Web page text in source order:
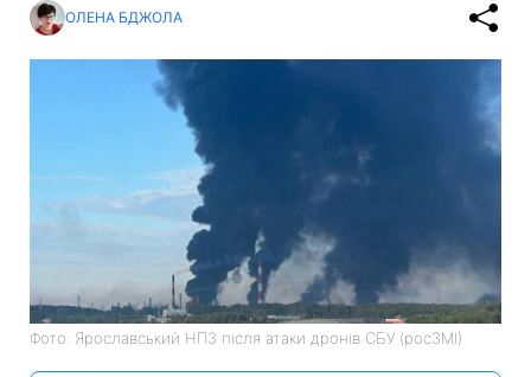
ОЛЕНА БДЖОЛА
Фото: Ярославський НПЗ після атаки дронів СБУ (росЗМІ)